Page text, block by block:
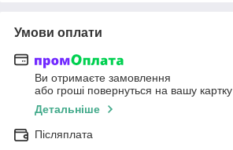
Умови оплати
Ви отримаєте замовлення
або гроші повернуться на вашу картку
Детальніше
Післяплата